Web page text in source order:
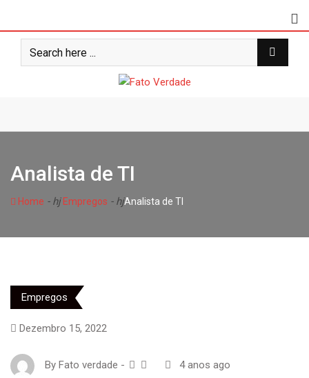
content
Analista de TI
Home - hjEmpregos - hjAnalista de TI
Empregos
Dezembro 15, 2022
By Fato verdade - 4 anos ago